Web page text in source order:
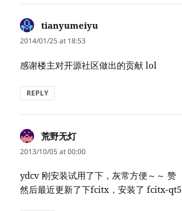
tianyumeiyu
2014/01/25 at 18:53
感谢楼主对开源社区做出的贡献 lol
REPLY
荒野无灯says:
2013/10/05 at 00:00
ydcv 刚安装试用了下，灰常方便～～ 赞
然后最近更新了下fcitx，安装了 fcitx-qt5